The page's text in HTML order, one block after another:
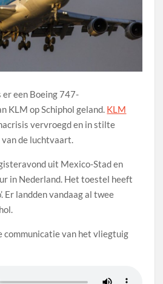
een Boeing 747-
KLM op Schiphol geland. KLM
vervroegd en in stilte
de luchtvaart.
uit Mexico-Stad en
in Nederland. Het toestel heeft
Er landden vandaag al twee
communicatie van het vliegtuig